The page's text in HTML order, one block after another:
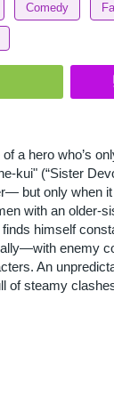
Comedy
a hero who’s
kui" (“Sister
but only when
with an older-
finds himself
enemy
An
of steamy